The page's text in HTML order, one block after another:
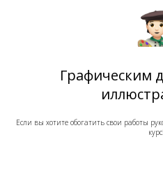
Графическим
Если вы хотите обогатить свои работы
курс!